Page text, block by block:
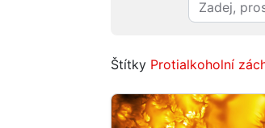
Štítky Protialkoholní